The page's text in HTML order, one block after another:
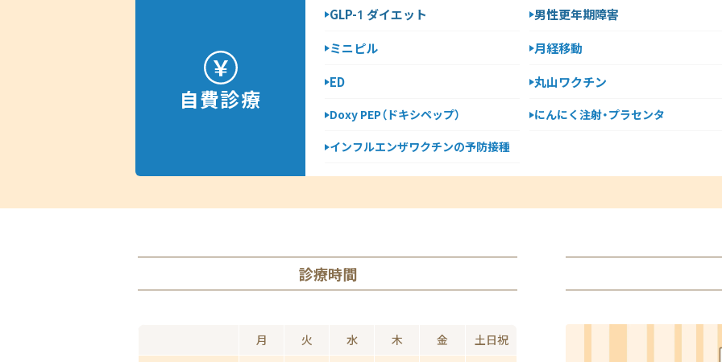
自費診療
GLP-1 ダイエット
男性更年期障害
ミニピル
月経移動
ED
丸山ワクチン
Doxy PEP（ドキシペップ）
にんにく注射・プラセンタ
インフルエンザワクチンの予防接種
診療時間
月 火 水 木 金 土日祝